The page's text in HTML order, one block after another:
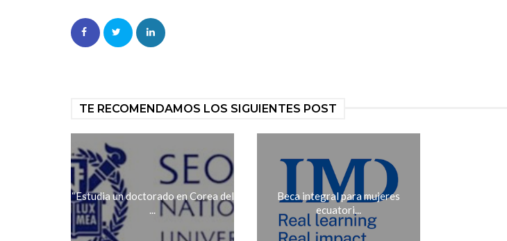
TE RECOMENDAMOS LOS SIGUIENTES POST
“Estudia un doctorado en Corea del
Beca integral para mujeres
ecuatori...